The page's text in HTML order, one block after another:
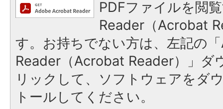
PDFファイルを閲
Reader（Acrobat
す。お持ちでない方は、左記の
Reader（Acrobat Reader）」ダ
リックして、ソフトウェアをダ
トールしてください。